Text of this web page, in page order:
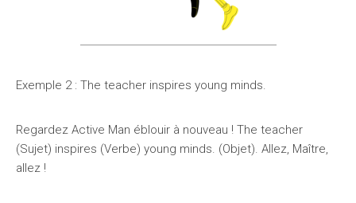
Exemple 2 : The teacher inspires young minds.
Regardez Active Man éblouir à nouveau ! The teacher
(Sujet) inspires (Verbe) young minds. (Objet). Allez, Maître,
allez !